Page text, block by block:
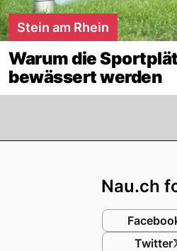
Stein am Rhein
Warum die
bewässert werden
Nau.ch
Twitter